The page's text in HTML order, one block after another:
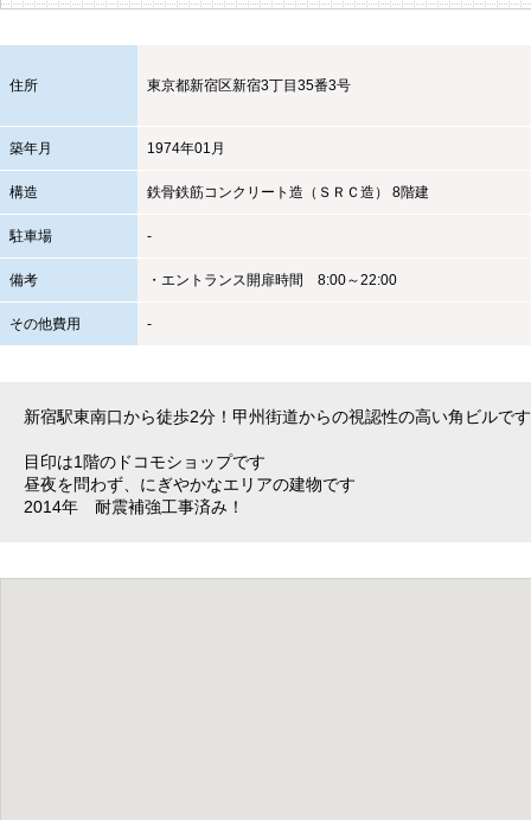
住所 東京都新宿区新宿3丁目35番3号
築年月 1974年01月
構造 鉄骨鉄筋コンクリート造（ＳＲＣ造） 8階建
駐車場 -
備考 ・エントランス開扉時間 8:00～22:00
その他費用 -
新宿駅東南口から徒歩2分！甲州街道からの視認性の高い角ビルで
目印は1階のドコモショップです
昼夜を問わず、にぎやかなエリアの建物です
2014年 耐震補強工事済み！